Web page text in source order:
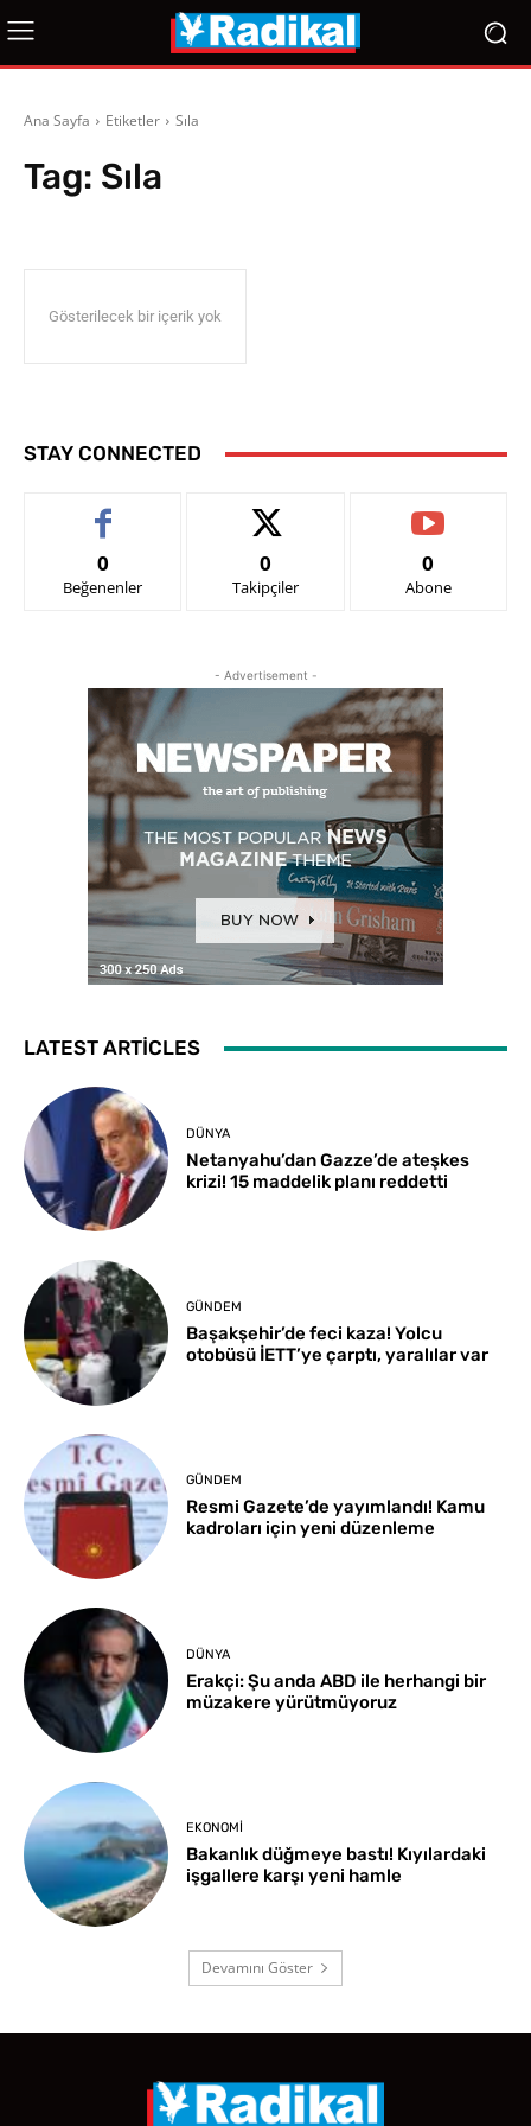
Ana Sayfa Etiketler Sıla
Tag: Sıla
Gösterilecek bir içerik yok
STAY CONNECTED
0
Beğenenler
0
Takipçiler
0
Abone
- Advertisement -
LATEST ARTICLES
DÜNYA
Netanyahu’dan Gazze’de ateşkes
krizi! 15 maddelik planı reddetti
GÜNDEM
Başakşehir’de feci kaza! Yolcu
otobüsü İETT’ye çarptı, yaralılar var
GÜNDEM
Resmi Gazete’de yayımlandı! Kamu
kadroları için yeni düzenleme
DÜNYA
Erakçi: Şu anda ABD ile herhangi bir
müzakere yürütmüyoruz
EKONOMI
Bakanlık düğmeye bastı! Kıyılardaki
işgallere karşı yeni hamle
Devamını Göster